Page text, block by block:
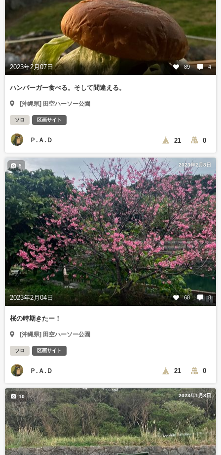
2023年2月07日 89 4
ハンバーガー食べる。そして間違える。
[沖縄県] 田空ハーソー公園
ソロ 区画サイト
Ｐ.Ａ.Ｄ 21 0
2023年2月8日
2023年2月04日 68 8
5
桜の時期きたー！
[沖縄県] 田空ハーソー公園
ソロ 区画サイト
Ｐ.Ａ.Ｄ 21 0
2023年1月8日
10